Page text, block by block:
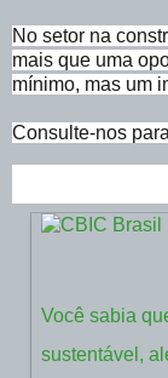
No setor na
mais que uma
mínimo, mas um
Consulte-nos
Você sabia
sustentável,